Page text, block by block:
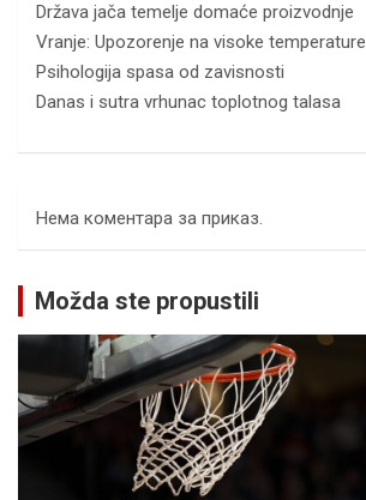
Država jača temelje domaće proizvodnje
Vranje: Upozorenje na visoke temperature
Psihologija spasa od zavisnosti
Danas i sutra vrhunac toplotnog talasa
Нема коментара за приказ.
Možda ste propustili